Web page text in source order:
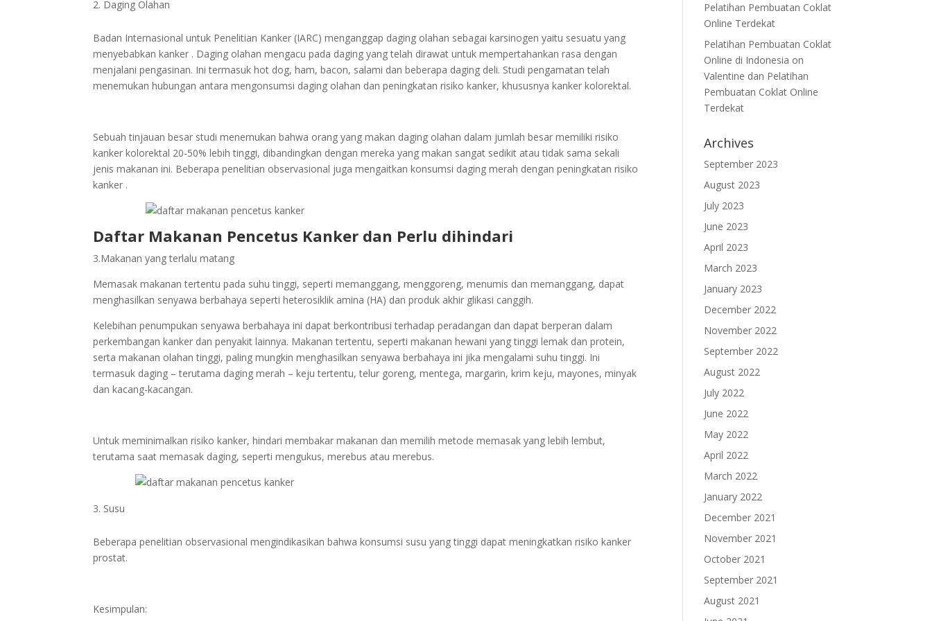
Daging Olahan
Badan Internasional untuk Penelitian Kanker (IARC) menganggap daging olahan sebagai karsinogen yaitu sesuatu yang
menyebabkan kanker . Daging olahan mengacu pada daging yang telah dirawat untuk mempertahankan rasa dengan
menjalani pengasinan. Ini termasuk hot dog, ham, bacon, salami dan beberapa daging deli. Studi pengamatan telah
menemukan hubungan antara mengonsumsi daging olahan dan peningkatan risiko kanker, khususnya kanker kolorektal.
Sebuah tinjauan besar studi menemukan bahwa orang yang makan daging olahan dalam jumlah besar memiliki risiko
kanker kolorektal 20-50% lebih tinggi, dibandingkan dengan mereka yang makan sangat sedikit atau tidak sama sekali
jenis makanan ini. Beberapa penelitian observasional juga mengaitkan konsumsi daging merah dengan peningkatan risiko
kanker .
Daftar Makanan Pencetus Kanker dan Perlu dihindari
3.Makanan yang terlalu matang
Memasak makanan tertentu pada suhu tinggi, seperti memanggang, menggoreng, menumis dan memanggang, dapat
menghasilkan senyawa berbahaya seperti heterosiklik amina (HA) dan produk akhir glikasi canggih.
Kelebihan penumpukan senyawa berbahaya ini dapat berkontribusi terhadap peradangan dan dapat berperan dalam
perkembangan kanker dan penyakit lainnya. Makanan tertentu, seperti makanan hewani yang tinggi lemak dan protein,
serta makanan olahan tinggi, paling mungkin menghasilkan senyawa berbahaya ini jika mengalami suhu tinggi. Ini
termasuk daging – terutama daging merah – keju tertentu, telur goreng, mentega, margarin, krim keju, mayones, minyak
dan kacang-kacangan.
Untuk meminimalkan risiko kanker, hindari membakar makanan dan memilih metode memasak yang lebih lembut,
terutama saat memasak daging, seperti mengukus, merebus atau merebus.
Susu
Beberapa penelitian observasional mengindikasikan bahwa konsumsi susu yang tinggi dapat meningkatkan risiko kanker
prostat.
Kesimpulan:
Pelatihan Pembuatan Coklat
Online Terdekat
Pelatihan Pembuatan Coklat
Online di Indonesia on
Valentine dan Pelatihan
Pembuatan Coklat Online
Terdekat
Archives
September 2023
August 2023
July 2023
June 2023
April 2023
March 2023
January 2023
December 2022
November 2022
September 2022
August 2022
July 2022
June 2022
May 2022
April 2022
March 2022
January 2022
December 2021
November 2021
October 2021
September 2021
August 2021